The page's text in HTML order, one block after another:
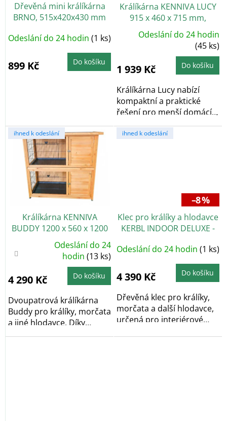
k
Dřevěná mini králíkárna
BRNO, 515x420x430 mm
Odeslání do 24 hodin (1 ks)
899 Kč Do košíku
Králíkárna KENNIVA LUCY
915 x 460 x 715 mm,
dřevěná
Odeslání do 24 hodin
(45 ks)
1 939 Kč Do košíku
Králíkárna Lucy nabízí
kompaktní a praktické
řešení pro menší domácí
zvířata. Díky...
ihned k odeslání
Králíkárna KENNIVA
BUDDY 1200 x 560 x 1200
mm, dřevěná
Průměrné
4,0
z
5
Odeslání do 24
hodin(13 ks)
4 290 Kč Do košíku
Dvoupatrová králíkárna
Buddy pro králíky, morčata
a jiné hlodavce. Díky
odolné a...
ihned k odeslání
–8 %
Klec pro králíky a hlodavce
KERBL INDOOR DELUXE -
Odeslání do 24 hodin (1 ks)
4 390 Kč Do košíku
Dřevěná klec pro králíky,
morčata a další hlodavce,
určená pro interiérové